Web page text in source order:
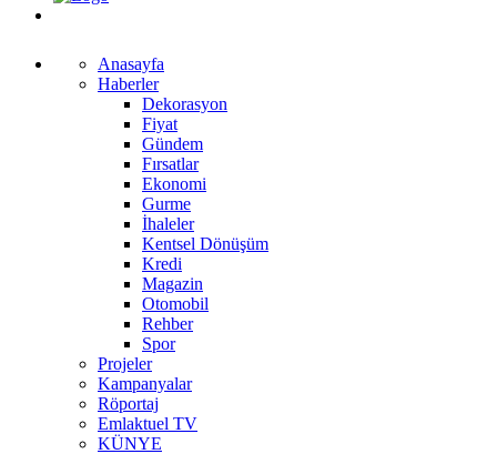
Anasayfa
Haberler
Dekorasyon
Fiyat
Gündem
Fırsatlar
Ekonomi
Gurme
İhaleler
Kentsel Dönüşüm
Kredi
Magazin
Otomobil
Rehber
Spor
Projeler
Kampanyalar
Röportaj
Emlaktuel TV
KÜNYE